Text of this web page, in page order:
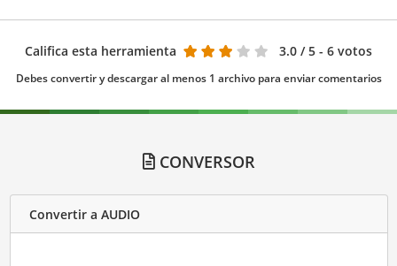
Califica esta herramienta 3.0 / 5 - 6 votos
Debes convertir y descargar al menos 1 archivo para enviar comentarios
CONVERSOR
Convertir a AUDIO